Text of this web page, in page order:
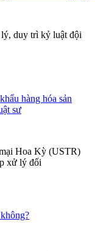
duy trì kỷ luật đội
hàng hóa sản
sư
Hoa Kỳ (USTR)
xử lý đối